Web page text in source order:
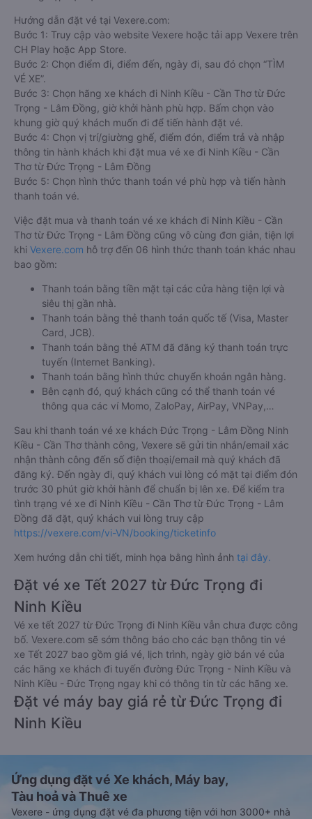
Hướng dẫn đặt vé tại Vexere.com:
Bước 1: Truy cập vào website Vexere hoặc tải app Vexere trên
CH Play hoặc App Store.
Bước 2: Chọn điểm đi, điểm đến, ngày đi, sau đó chọn “TÌM
VÉ XE”.
Bước 3: Chọn hãng xe khách đi Ninh Kiều - Cần Thơ từ Đức
Trọng - Lâm Đồng, giờ khởi hành phù hợp. Bấm chọn vào
khung giờ quý khách muốn đi để tiến hành đặt vé.
Bước 4: Chọn vị trí/giường ghế, điểm đón, điểm trả và nhập
thông tin hành khách khi đặt mua vé xe đi Ninh Kiều - Cần
Thơ từ Đức Trọng - Lâm Đồng
Bước 5: Chọn hình thức thanh toán vé phù hợp và tiến hành
thanh toán vé.
Việc đặt mua và thanh toán vé xe khách đi Ninh Kiều - Cần
Thơ từ Đức Trọng - Lâm Đồng cũng vô cùng đơn giản, tiện lợi
khi Vexere.com hỗ trợ đến 06 hình thức thanh toán khác nhau
bao gồm:
Thanh toán bằng tiền mặt tại các cửa hàng tiện lợi và
siêu thị gần nhà.
Thanh toán bằng thẻ thanh toán quốc tế (Visa, Master
Card, JCB).
Thanh toán bằng thẻ ATM đã đăng ký thanh toán trực
tuyến (Internet Banking).
Thanh toán bằng hình thức chuyển khoản ngân hàng.
Bên cạnh đó, quý khách cũng có thể thanh toán vé
thông qua các ví Momo, ZaloPay, AirPay, VNPay,…
Sau khi thanh toán vé xe khách Đức Trọng - Lâm Đồng Ninh
Kiều - Cần Thơ thành công, Vexere sẽ gửi tin nhắn/email xác
nhận thành công đến số điện thoại/email mà quý khách đã
đăng ký. Đến ngày đi, quý khách vui lòng có mặt tại điểm đón
trước 30 phút giờ khởi hành để chuẩn bị lên xe. Để kiểm tra
tình trạng vé xe đi Ninh Kiều - Cần Thơ từ Đức Trọng - Lâm
Đồng đã đặt, quý khách vui lòng truy cập
https://vexere.com/vi-VN/booking/ticketinfo
Xem hướng dẫn chi tiết, minh họa bằng hình ảnh tại đây.
Đặt vé xe Tết 2027 từ Đức Trọng đi
Ninh Kiều
Vé xe tết 2027 từ Đức Trọng đi Ninh Kiều vẫn chưa được công
bố. Vexere.com sẽ sớm thông báo cho các bạn thông tin vé
xe Tết 2027 bao gồm giá vé, lịch trình, ngày giờ bán vé của
các hãng xe khách đi tuyến đường Đức Trọng - Ninh Kiều và
Ninh Kiều - Đức Trọng ngay khi có thông tin từ các hãng xe.
Đặt vé máy bay giá rẻ từ Đức Trọng đi
Ninh Kiều
Ứng dụng đặt vé Xe khách, Máy bay,
Tàu hoả và Thuê xe
Vexere - ứng dụng đặt vé đa phương tiện với hơn 3000+ nhà